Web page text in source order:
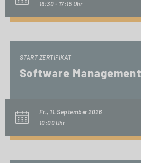
16:30 - 17:15 Uhr
START ZERTIFIKAT
Software Management
Fr., 11. September 2026
10:00 Uhr